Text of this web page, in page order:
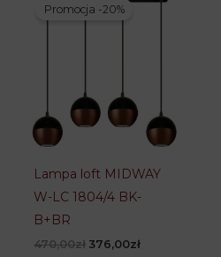
Promocja -20%
Lampa loft MIDWAY
W-LC 1804/4 BK-
B+BR
470,00zł Pierwotna
376,00złAktualna